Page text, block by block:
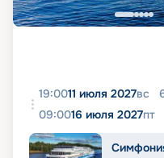
19:0011 июля 2027вс
09:0016 июля 2027пт